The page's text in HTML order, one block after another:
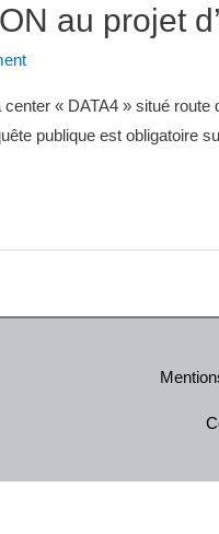
au projet
center « DATA4 » situé
publique est